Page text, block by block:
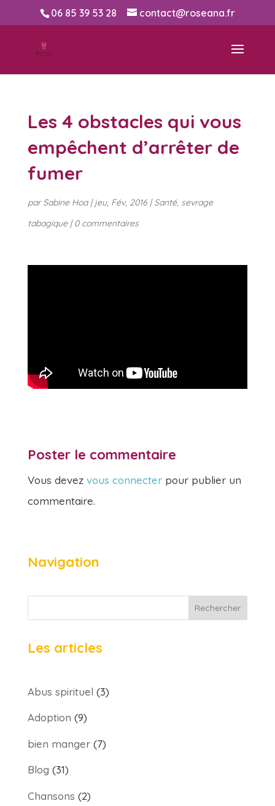
06 85 39 53 28 contact@roseana.fr
Les 4 obstacles qui vous
empêchent d’arrêter de
fumer
parSabine Hoa|jeu, Fév, 2016|Santé, sevrage
tabagique|0 commentaires
Poster le commentaire
Vous devez vous connecterpour publier un
commentaire.
Navigation
Rechercher
Les articles
Abus spirituel (3)
Adoption (9)
bien manger(7)
Blog (31)
Chansons (2)